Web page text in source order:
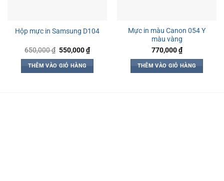
Hộp mực in Samsung D104
650,000₫ Giá
là:
650,000 ₫.
550,000₫Giá
hiện
550,000 ₫.
THÊM VÀO GIỎ HÀNG
Mực in màu Canon 054 Y
màu vàng
770,000₫
THÊM VÀO GIỎ HÀNG